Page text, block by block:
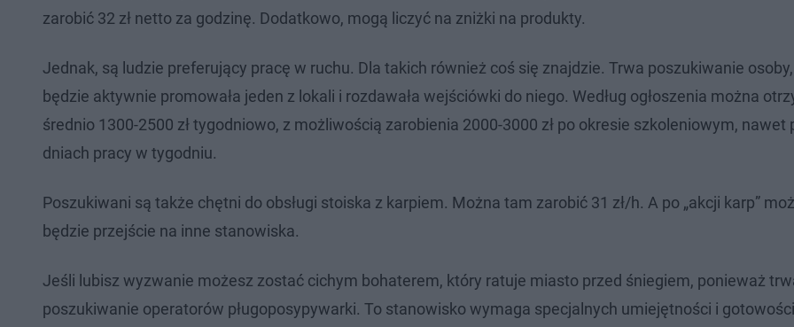
zarobić 32 zł netto za godzinę. Dodatkowo, mogą liczyć na zniżki na produkty.
Jednak, są ludzie preferujący pracę w ruchu. Dla takich również coś się znajdzie. Trwa poszukiwanie
będzie aktywnie promowała jeden z lokali i rozdawała wejściówki do niego. Według ogłoszenia można
średnio 1300-2500 zł tygodniowo, z możliwością zarobienia 2000-3000 zł po okresie szkoleniowym, nawet
dniach pracy w tygodniu.
Poszukiwani są także chętni do obsługi stoiska z karpiem. Można tam zarobić 31 zł/h. A po „akcji karp”
będzie przejście na inne stanowiska.
Jeśli lubisz wyzwanie możesz zostać cichym bohaterem, który ratuje miasto przed śniegiem, ponieważ
poszukiwanie operatorów pługoposypywarki. To stanowisko wymaga specjalnych umiejętności i